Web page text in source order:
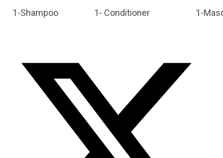
1-Shampoo 1- Conditioner 1-